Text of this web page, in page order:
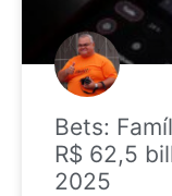
Bets:
R$ 62,5
2025